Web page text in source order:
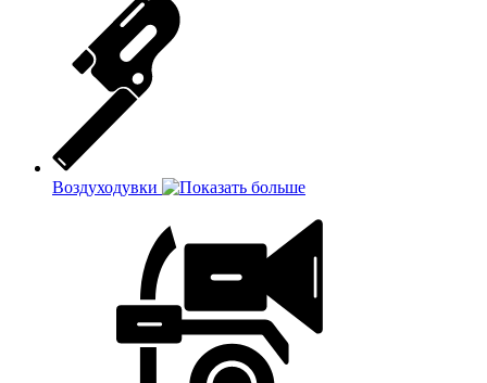
Воздуходувки